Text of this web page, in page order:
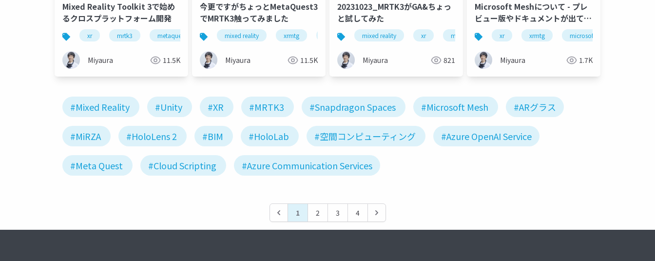
Mixed Reality Toolkit 3で始め
るクロスプラットフォーム開発
xr mrtk3 metaquest3 snapdragonspaces xrkaigi
Miyaura 11.5K
今更ですがちょっとMetaQuest3
でMRTK3触ってみました
mixed reality xrmtg mrtk3 unity
Miyaura 11.5K
20231023_MRTK3がGA&ちょっ
と試してみた
mixed reality xr mrtk3 unity holomagicians
Miyaura 821
Microsoft Meshについて - プレ
ビュー版やドキュメントが出てき
たのでその情報整理
xr xrmtg microsoftmesh
Miyaura 1.7K
#Mixed Reality #Unity #XR #MRTK3 #Snapdragon Spaces #Microsoft Mesh #ARグラス
#MiRZA #HoloLens 2 #BIM #HoloLab #空間コンピューティング #Azure OpenAI Service
#Meta Quest #Cloud Scripting #Azure Communication Services
1 2 3 4